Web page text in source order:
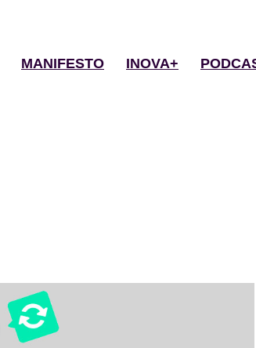
MANIFESTO INOVA+